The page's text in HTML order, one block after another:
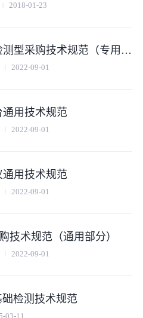
2018-01-23
红外热像仪一般检测型采购技术规范（专用部分）
2022-09-01
用技术规范
2022-09-01
用技术规范
2022-09-01
技术规范（通用部分）
2022-09-01
础检测技术规范
03-11